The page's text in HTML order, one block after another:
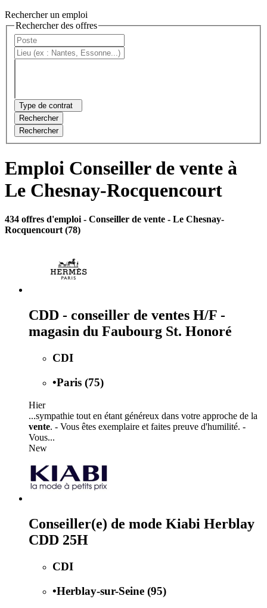
Rechercher un emploi
Rechercher des offres
Type de contrat
Rechercher
Rechercher
Emploi Conseiller de vente à
Le Chesnay-Rocquencourt
434 offres d'emploi - Conseiller de vente - Le Chesnay-
Rocquencourt (78)
CDD - conseiller de ventes H/F -
magasin du Faubourg St. Honoré
CDI
•Paris (75)
Hier
...sympathie tout en étant généreux dans votre approche de la
vente. - Vous êtes exemplaire et faites preuve d'humilité. -
Vous...
New
Conseiller(e) de mode Kiabi Herblay
CDD 25H
CDI
•Herblay-sur-Seine (95)